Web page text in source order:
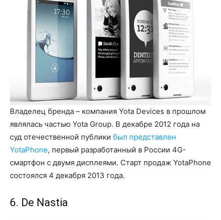
Владелец бренда – компания Yota Devices в прошлом
являлась частью Yota Group. В декабре 2012 года на
суд отечественной публики был представлен
YotaPhone, первый разработанный в России 4G-
смартфон с двумя дисплеями. Старт продаж YotaPhone
состоялся 4 декабря 2013 года.
6. De Nastia